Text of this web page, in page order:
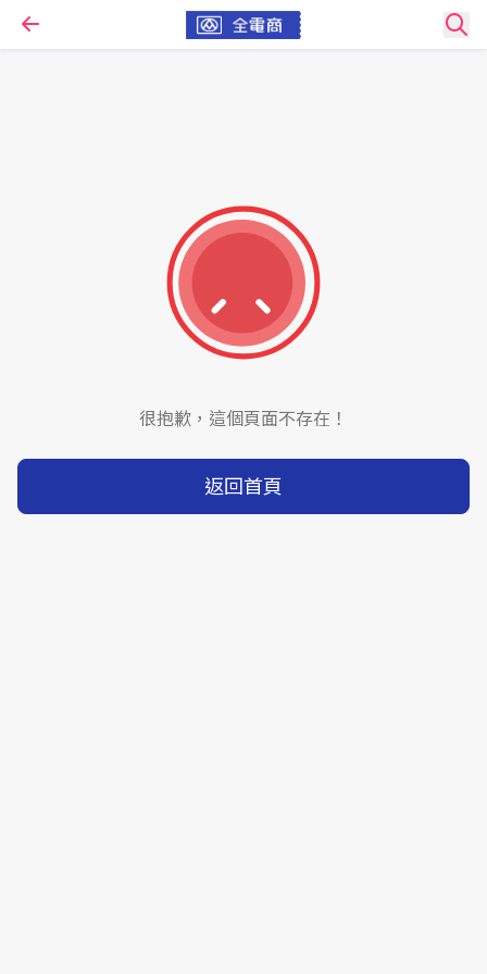
很抱歉，這個頁面不存在！
返回首頁